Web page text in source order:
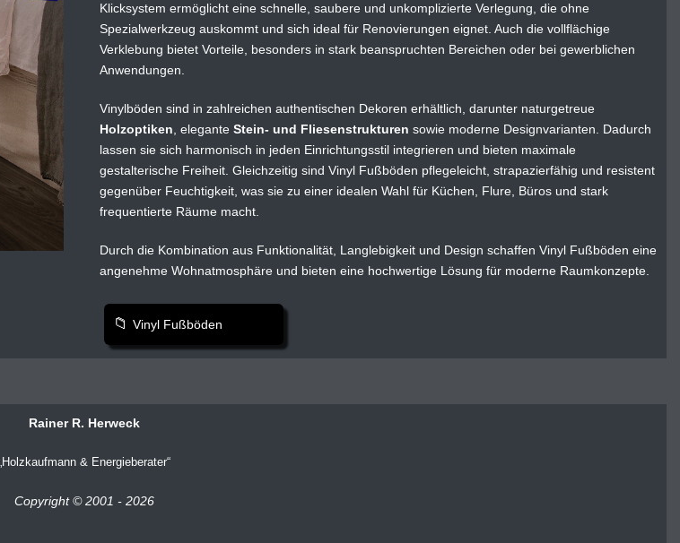
Klicksystem ermöglicht eine schnelle, saubere und unkomplizierte Verlegung, die ohne
Spezialwerkzeug auskommt und sich ideal für Renovierungen eignet. Auch die vollflächige
Verklebung bietet Vorteile, besonders in stark beanspruchten Bereichen oder bei gewerblichen
Anwendungen.
Vinylböden sind in zahlreichen authentischen Dekoren erhältlich, darunter naturgetreue
Holzoptiken , elegante Stein- und Fliesenstrukturen sowie moderne Designvarianten. Dadurch
lassen sie sich harmonisch in jeden Einrichtungsstil integrieren und bieten maximale
gestalterische Freiheit. Gleichzeitig sind Vinyl Fußböden pflegeleicht, strapazierfähig und resistent
gegenüber Feuchtigkeit, was sie zu einer idealen Wahl für Küchen, Flure, Büros und stark
frequentierte Räume macht.
Durch die Kombination aus Funktionalität, Langlebigkeit und Design schaffen Vinyl Fußböden eine
angenehme Wohnatmosphäre und bieten eine hochwertige Lösung für moderne Raumkonzepte.
Vinyl Fußböden
Rainer R. Herweck
Holzkaufmann & Energieberater
Copyright © 2001 - 2026